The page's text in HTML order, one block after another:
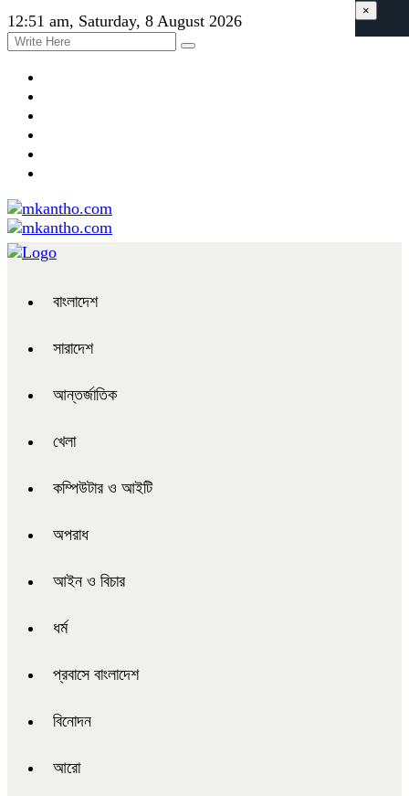
12:51 am, Saturday, 8 August 2026
বাংলাদেশ
সারাদেশ
আন্তর্জাতিক
খেলা
কম্পিউটার ও আইটি
অপরাধ
আইন ও বিচার
ধর্ম
প্রবাসে বাংলাদেশ
বিনোদন
আরো
×